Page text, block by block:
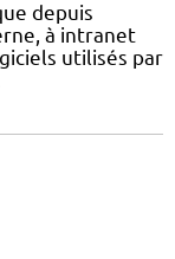
depuis
à intranet
utilisés par